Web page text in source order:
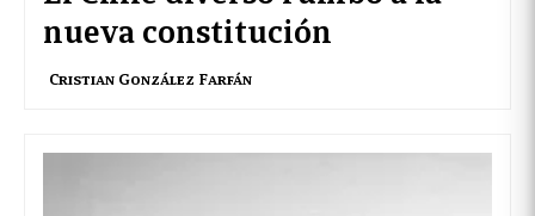
nueva constitución
Cristian González Farfán